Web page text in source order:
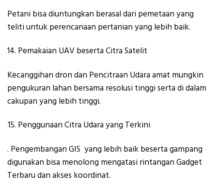
Petani bisa diuntungkan berasal dari pemetaan yang
teliti untuk perencanaan pertanian yang lebih baik.
Pemakaian UAV beserta Citra Satelit
Kecanggihan dron dan Pencitraan Udara amat mungkin
pengukuran lahan bersama resolusi tinggi serta di dalam
cakupan yang lebih tinggi.
Penggunaan Citra Udara yang Terkini
. Pengembangan GIS yang lebih baik beserta gampang
digunakan bisa menolong mengatasi rintangan Gadget
Terbaru dan akses koordinat.